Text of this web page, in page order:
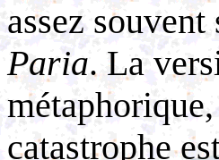
assez
Paria. La
catastrophe